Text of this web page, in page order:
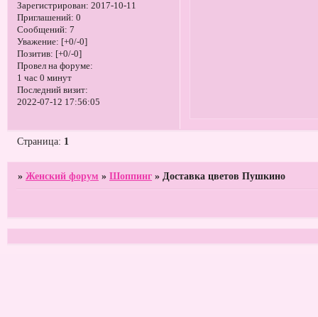
Зарегистрирован: 2017-10-11
Приглашений: 0
Сообщений: 7
Уважение: [+0/-0]
Позитив: [+0/-0]
Провел на форуме:
1 час 0 минут
Последний визит:
2022-07-12 17:56:05
Страница: 1
»Женский форум »Шоппинг » Доставка цветов Пушкино